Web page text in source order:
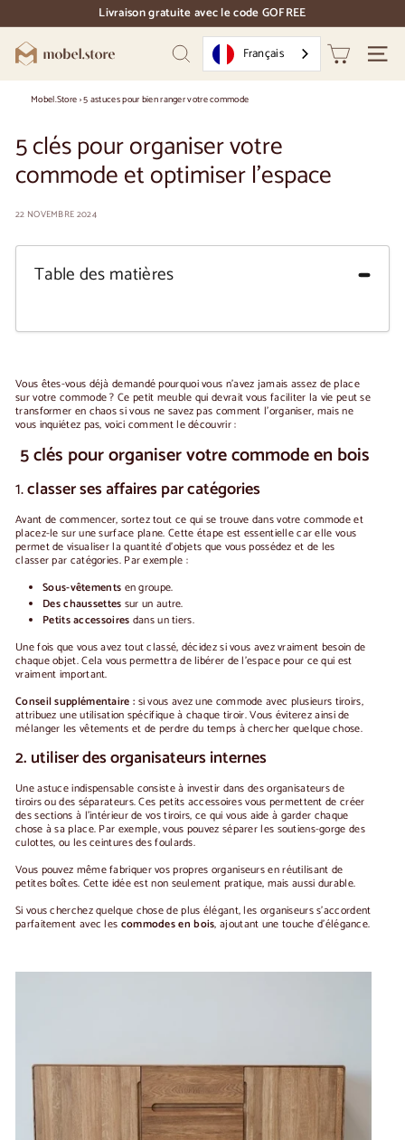
au
contenu
pause
des
diapositives
Livraison gratuite avec le code GOFREE
M
o
l.
S
t
r
Recherche Français
Mobel.Store›5 astuces pour bien ranger votre commode
5 clés pour organiser votre
commode et optimiser l'espace
22 NOVEMBRE 2024
Table des matières
Vous êtes-vous déjà demandé pourquoi vous n'avez jamais assez de place
sur votre commode ? Ce petit meuble qui devrait vous faciliter la vie peut se
transformer en chaos si vous ne savez pas comment l'organiser, mais ne
vous inquiétez pas, voici comment le découvrir :
5 clés pour organiser votre commode en bois
1.classer ses affaires par catégories
Avant de commencer, sortez tout ce qui se trouve dans votre commode et
placez-le sur une surface plane. Cette étape est essentielle car elle vous
permet de visualiser la quantité d'objets que vous possédez et de les
classer par catégories. Par exemple :
Sous-vêtements en groupe.
Des chaussettes sur un autre.
Petits accessoires dans un tiers.
Une fois que vous avez tout classé, décidez si vous avez vraiment besoin de
chaque objet. Cela vous permettra de libérer de l'espace pour ce qui est
vraiment important.
Conseil supplémentaire : si vous avez une commode avec plusieurs tiroirs,
attribuez une utilisation spécifique à chaque tiroir. Vous éviterez ainsi de
mélanger les vêtements et de perdre du temps à chercher quelque chose.
2. utiliser des organisateurs internes
Une astuce indispensable consiste à investir dans des organisateurs de
tiroirs ou des séparateurs. Ces petits accessoires vous permettent de créer
des sections à l'intérieur de vos tiroirs, ce qui vous aide à garder chaque
chose à sa place. Par exemple, vous pouvez séparer les soutiens-gorge des
culottes, ou les ceintures des foulards.
Vous pouvez même fabriquer vos propres organiseurs en réutilisant de
petites boîtes. Cette idée est non seulement pratique, mais aussi durable.
Si vous cherchez quelque chose de plus élégant, les organiseurs s'accordent
parfaitement avec les commodes en bois, ajoutant une touche d'élégance.